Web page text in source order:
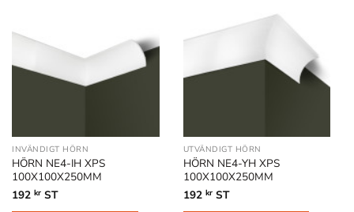
INVÄNDIGT HÖRN
HÖRN NE4-IH XPS
100X100X250MM
192 kr ST
UTVÄNDIGT HÖRN
HÖRN NE4-YH XPS
100X100X250MM
192 kr ST